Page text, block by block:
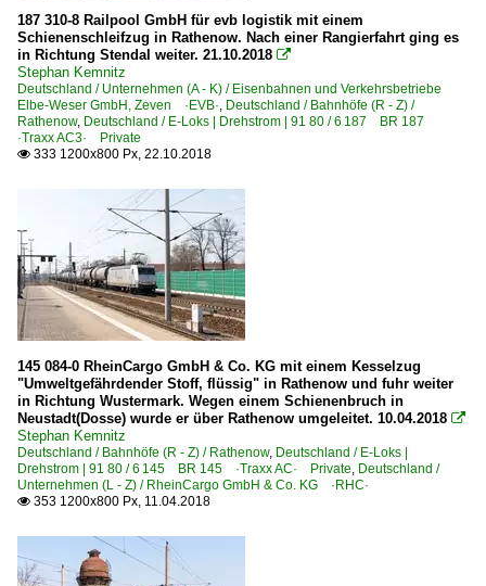
Unternehmen
ERS Railways B.V., Rotterdam ·ERSR·
LOCON Benelux B.V. ·LBL·
Nederlandse Spoorwegen N.V., Utrecht ·NS·
E-Loks
BR 0185 ·Traxx AC1/2· Private
BR 1216.9 ·ES 64 U4· Private
Unternehmen
Locomore GmbH & Co. KG ·LOCD·
Salzburger Eisenbahn Transport Logistik GmbH ·SETG·
Steiermarkbahn Transport & Logistik GmbH, Graz
E-Loks
187 310-8 Railpool GmbH für evb logistik mit einem
Schienenschleifzug in Rathenow. Nach einer Rangierfahrt ging es
in Richtung Stendal weiter. 21.10.2018 
Stephan Kemnitz
Deutschland / Unternehmen (A - K) / Eisenbahnen und Verkehrsbetriebe
Elbe-Weser GmbH, Zeven ·EVB·, Deutschland / Bahnhöfe (R - Z) /
Rathenow, Deutschland / E-Loks | Drehstrom | 91 80 / 6 187 BR 187
·Traxx AC3· Private
 333 1200x800 Px, 22.10.2018
145 084-0 RheinCargo GmbH & Co. KG mit einem Kesselzug
"Umweltgefährdender Stoff, flüssig" in Rathenow und fuhr weiter
in Richtung Wustermark. Wegen einem Schienenbruch in
Neustadt(Dosse) wurde er über Rathenow umgeleitet. 10.04.2018 
Stephan Kemnitz
Deutschland / Bahnhöfe (R - Z) / Rathenow, Deutschland / E-Loks |
Drehstrom | 91 80 / 6 145 BR 145 ·Traxx AC· Private, Deutschland /
Unternehmen (L - Z) / RheinCargo GmbH & Co. KG ·RHC·
 353 1200x800 Px, 11.04.2018